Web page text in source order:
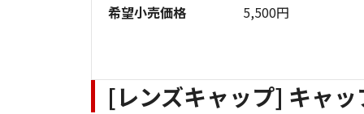
希望小売価格
5,500円
[レンズキャップ] キャッ